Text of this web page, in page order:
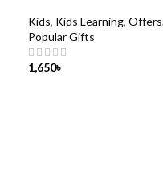
Kids, Kids Learning, Offers,
Popular Gifts
1,650৳